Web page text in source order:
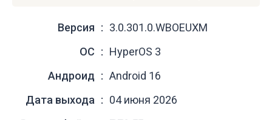
Версия
3.0.301.0.WBOEUXM
ОС
HyperOS 3
Андроид
Android 16
Дата выхода
04 июня 2026